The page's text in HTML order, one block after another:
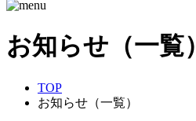
お知らせ（一覧）
TOP
お知らせ（一覧）